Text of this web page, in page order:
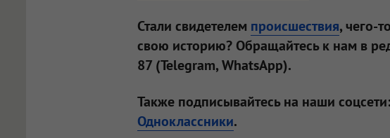
Стали свидетелем происшествия, чего-
свою историю? Обращайтесь к нам в
87 (Telegram, WhatsApp).
Также подписывайтесь на наши соцсети:
Одноклассники.